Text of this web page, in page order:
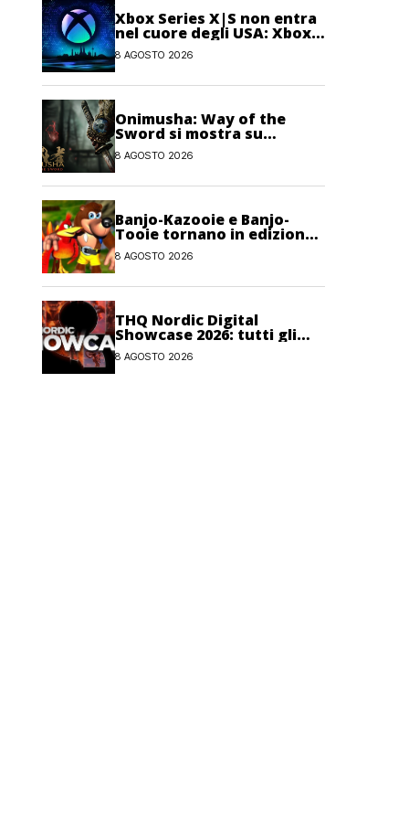
Xbox Series X|S non entra
nel cuore degli USA: Xbox
One avrebbe ancora più
giocatori attivi
8 AGOSTO 2026
Onimusha: Way of the
Sword si mostra su
Nintendo Switch 2
8 AGOSTO 2026
Banjo-Kazooie e Banjo-
Tooie tornano in edizione
fisica su Evercade a
ottobre
8 AGOSTO 2026
THQ Nordic Digital
Showcase 2026: tutti gli
annunci, i trailer e le
novità dell’evento
8 AGOSTO 2026